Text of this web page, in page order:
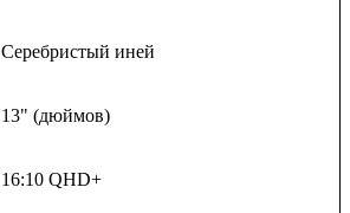
Серебристый иней
13" (дюймов)
16:10 QHD+